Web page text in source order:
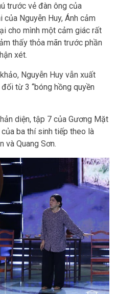
trước vẻ đàn ông của
của Nguyễn Huy, Ánh cảm
cho mình một cảm giác rất
thấy thỏa mãn trước phần
xét.
Nguyễn Huy vẫn xuất
từ 3 “bóng hồng quyền
diện, tập 7 của Gương Mặt
ba thí sinh tiếp theo là
và Quang Sơn.